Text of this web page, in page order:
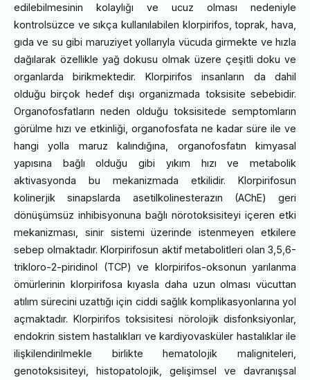
edilebilmesinin kolaylığı ve ucuz olması nedeniyle
kontrolsüzce ve sıkça kullanılabilen klorpirifos, toprak, hava,
gıda ve su gibi maruziyet yollarıyla vücuda girmekte ve hızla
dağılarak özellikle yağ dokusu olmak üzere çeşitli doku ve
organlarda birikmektedir. Klorpirifos insanların da dahil
olduğu birçok hedef dışı organizmada toksisite sebebidir.
Organofosfatların neden olduğu toksisitede semptomların
görülme hızı ve etkinliği, organofosfata ne kadar süre ile ve
hangi yolla maruz kalındığına, organofosfatın kimyasal
yapısına bağlı olduğu gibi yıkım hızı ve metabolik
aktivasyonda bu mekanizmada etkilidir. Klorpirifosun
kolinerjik sinapslarda asetilkolinesterazın (AChE) geri
dönüşümsüz inhibisyonuna bağlı nörotoksisiteyi içeren etki
mekanizması, sinir sistemi üzerinde istenmeyen etkilere
sebep olmaktadır. Klorpirifosun aktif metabolitleri olan 3,5,6-
trikloro-2-piridinol (TCP) ve klorpirifos-oksonun yarılanma
ömürlerinin klorpirifosa kıyasla daha uzun olması vücuttan
atılım sürecini uzattığı için ciddi sağlık komplikasyonlarına yol
açmaktadır. Klorpirifos toksisitesi nörolojik disfonksiyonlar,
endokrin sistem hastalıkları ve kardiyovasküler hastalıklar ile
ilişkilendirilmekle birlikte hematolojik maligniteleri,
genotoksisiteyi, histopatolojik, gelişimsel ve davranışsal